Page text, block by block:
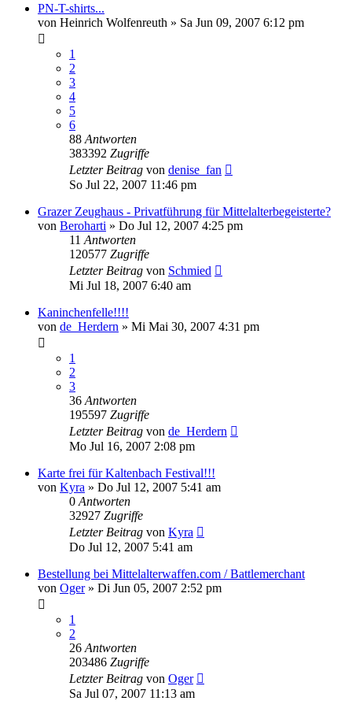
PN-T-shirts...
von Heinrich Wolfenreuth » Sa Jun 09, 2007 6:12 pm
1
2
3
4
5
6
88 Antworten
383392 Zugriffe
Letzter Beitrag von denise_fan
So Jul 22, 2007 11:46 pm
Grazer Zeughaus - Privatführung für Mittelalterbegeisterte?
von Beroharti » Do Jul 12, 2007 4:25 pm
11 Antworten
120577 Zugriffe
Letzter Beitrag von Schmied
Mi Jul 18, 2007 6:40 am
Kaninchenfelle!!!!
von de_Herdern » Mi Mai 30, 2007 4:31 pm
1
2
3
36 Antworten
195597 Zugriffe
Letzter Beitrag von de_Herdern
Mo Jul 16, 2007 2:08 pm
Karte frei für Kaltenbach Festival!!!
von Kyra » Do Jul 12, 2007 5:41 am
0 Antworten
32927 Zugriffe
Letzter Beitrag von Kyra
Do Jul 12, 2007 5:41 am
Bestellung bei Mittelalterwaffen.com / Battlemerchant
von Oger» Di Jun 05, 2007 2:52 pm
1
2
26 Antworten
203486 Zugriffe
Letzter Beitrag von Oger
Sa Jul 07, 2007 11:13 am